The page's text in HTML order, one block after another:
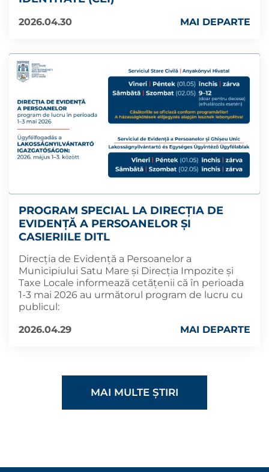
2026.04.30 MAI DEPARTE
PROGRAM SPECIAL LA DIRECȚIA DE
EVIDENȚĂ A PERSOANELOR ȘI
CASIERIILE DITL
Direcția de Evidență a Persoanelor a
Municipiului Satu Mare și Direcția Impozite și
Taxe Locale informează cetățenii că în perioada
1-3 mai 2026 au următorul program de lucru cu
publicul:
2026.04.29
MAI DEPARTE
MAI MULTE ȘTIRI